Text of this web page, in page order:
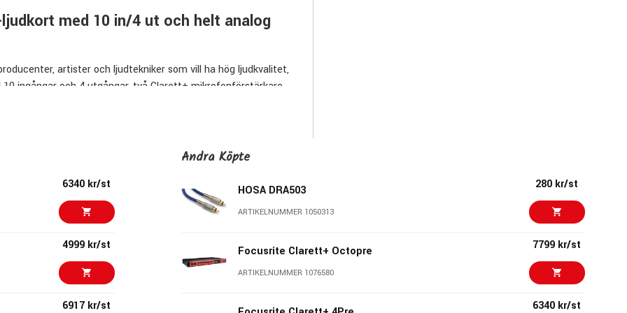
med 10 in/4 ut och helt analog
artister och ljudtekniker som vill ha hög ljudkvalitet,
ingångar och 4 utgångar, två Clarett+ mikrofonförstärkare,
för noggrann inspelning, musikproduktion och mixning i
omfång och en helt analog Air-krets inspirerad av
inspelningar med gott om headroom, naturlig närvaro
och hörlursförstärkaren.
med mycket låg brusnivå och hög detaljåtergivning.
6340 kr/st
4999 kr/st
6917 kr/st
Andra Köpte
HOSA DRA503
ARTIKELNUMMER 1050313
280 kr/st
Focusrite Clarett+ Octopre
ARTIKELNUMMER 1076580
7799 kr/st
6340 kr/st